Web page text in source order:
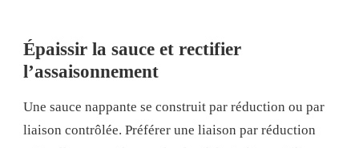
Épaissir la sauce et rectifier
l’assaisonnement
Une sauce nappante se construit par réduction ou par
liaison contrôlée. Préférer une liaison par réduction